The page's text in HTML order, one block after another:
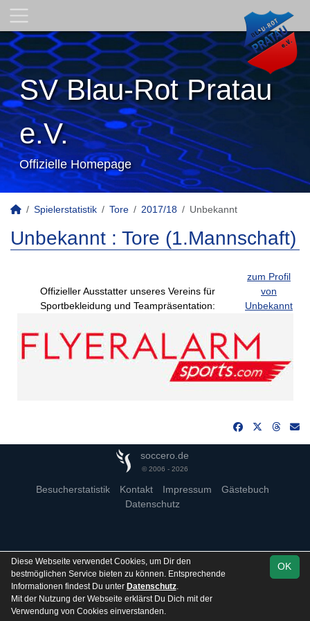
SV Blau-Rot Pratau
e.V.
Offizielle Homepage
Spielerstatistik Tore 2017/18 Unbekannt
Unbekannt : Tore (1.Mannschaft)
zum Profil
von
Unbekannt
Offizieller Ausstatter unseres Vereins für
Sportbekleidung und Teampräsentation:
soccero.de
© 2006 - 2026
Besucherstatistik Kontakt Impressum
Gästebuch
Datenschutz
OK
Diese Webseite verwendet Cookies, um Dir den
bestmöglichen Service bieten zu können. Entsprechende
Informationen findest Du unter Datenschutz.
Mit der Nutzung der Webseite erklärst Du Dich mit der
Verwendung von Cookies einverstanden.